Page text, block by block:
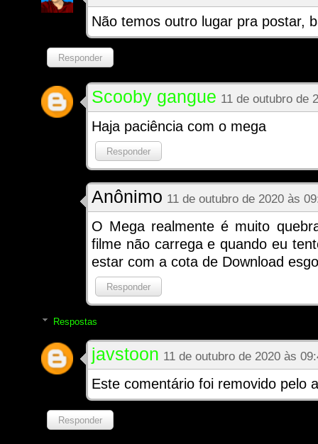
Não temos outro lugar pra postar,
Responder
Scooby gangue 11 de outubro de
Haja paciência com o mega
Responder
Anônimo 11 de outubro de 2020 às
O Mega realmente é muito
filme não carrega e quando eu
estar com a cota de Download
Responder
Respostas
javstoon 11 de outubro de 2020 às
Este comentário foi removido pelo
Responder